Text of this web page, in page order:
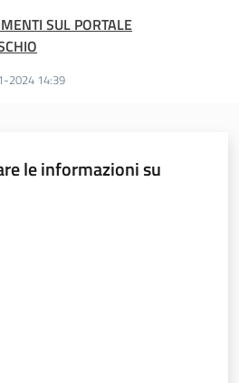
SUL PORTALE
2024 14:39
le informazioni su